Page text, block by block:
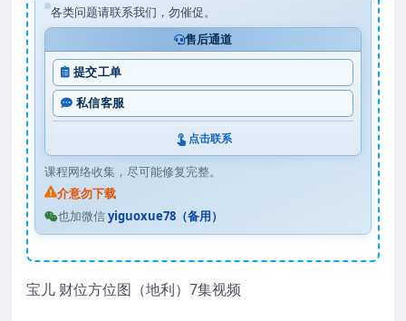
各类问题请联系我们，勿催促。
售后通道
提交工单
私信客服
点击联系
课程网络收集，尽可能修复完整。
介意勿下载
也加微信yiguoxue78（备用）
宝儿 财位方位图（地利）7集视频